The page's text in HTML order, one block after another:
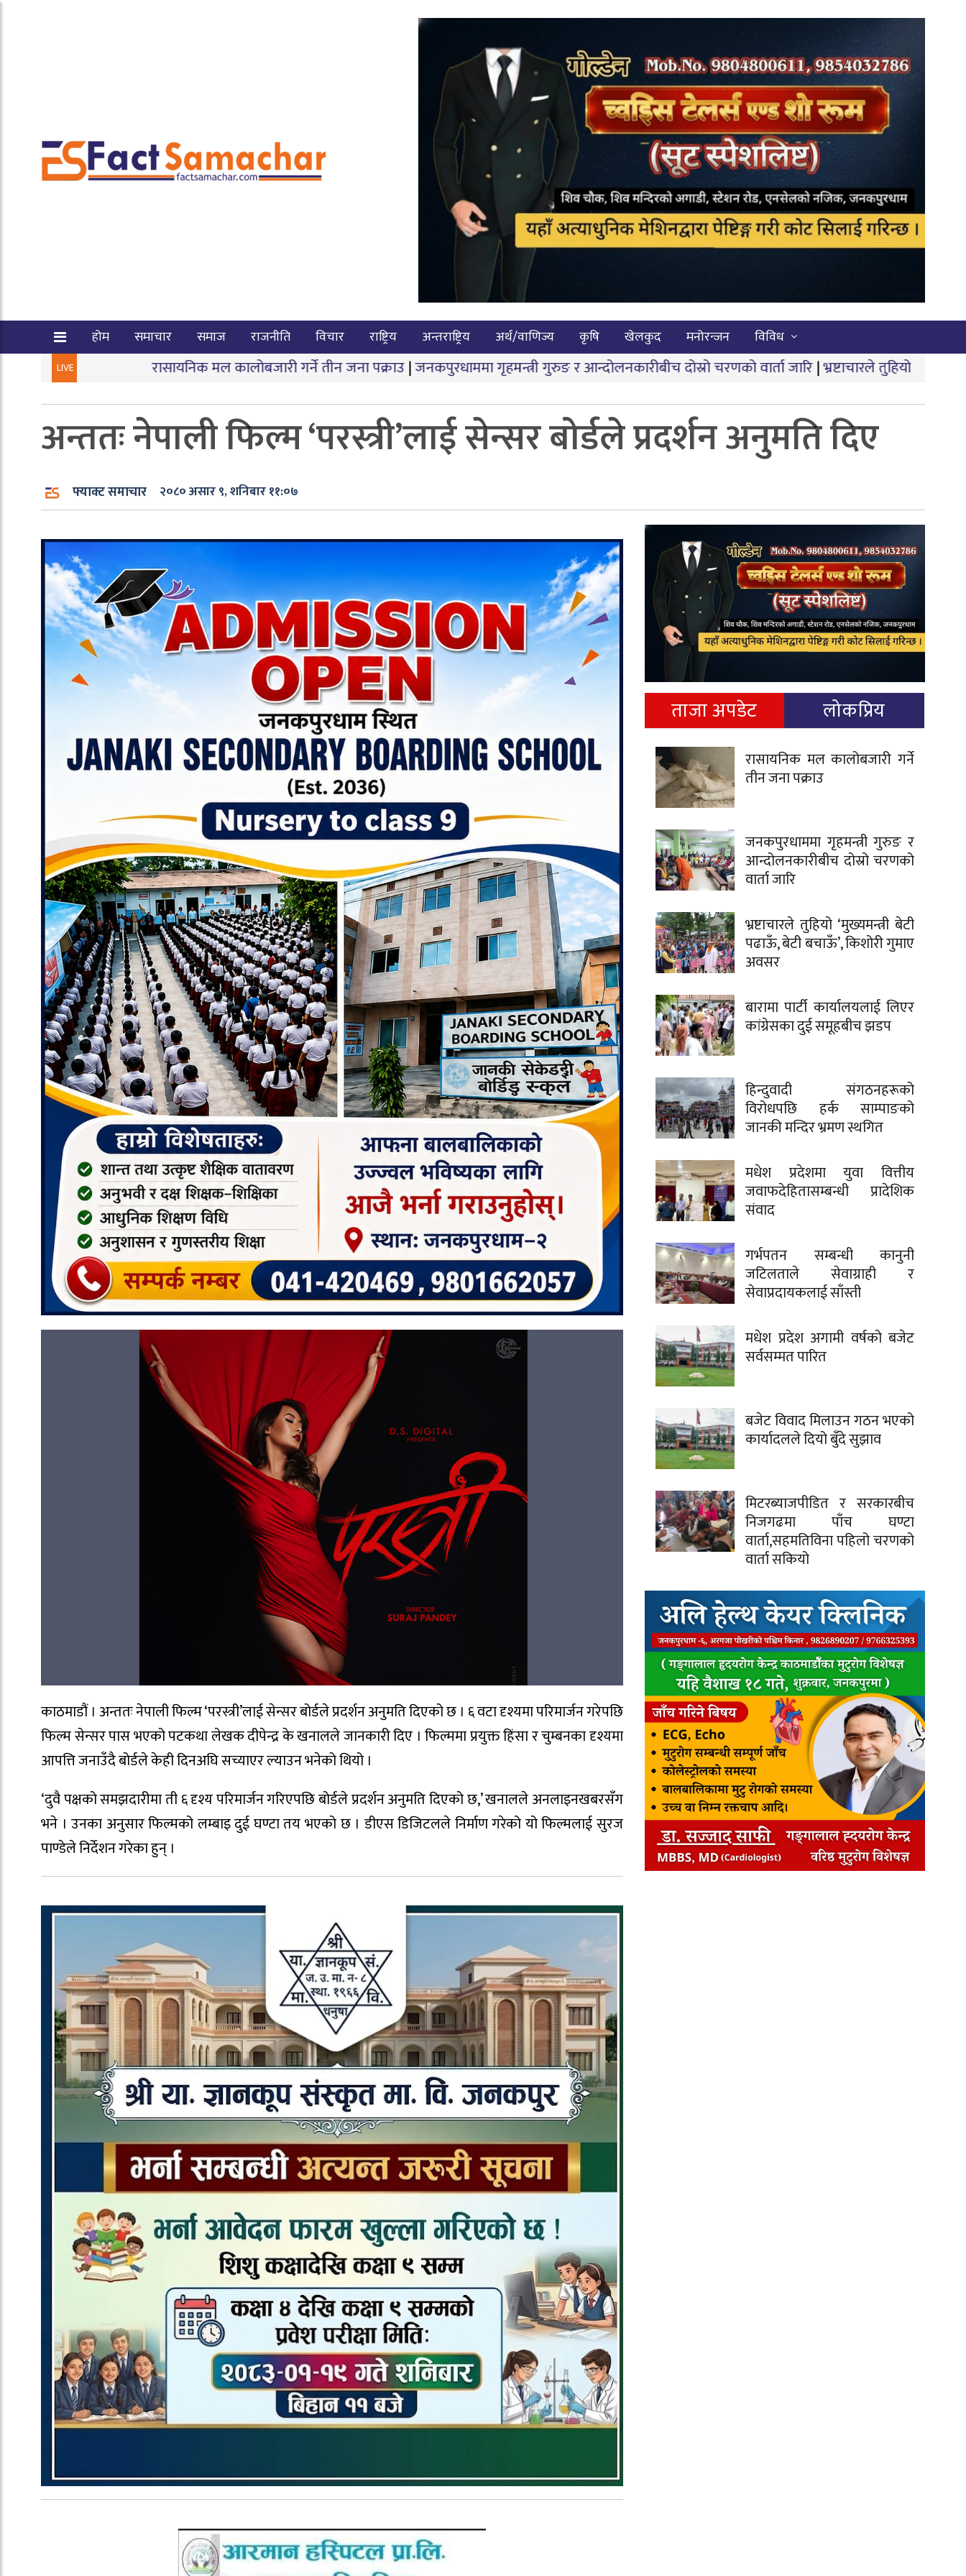
होम समाचार समाज राजनीति विचार राष्ट्रिय अन्तराष्ट्रिय अर्थ/वाणिज्य कृषि खेलकुद मनोरन्जन विविध
LIVE
रासायनिक मल कालोबजारी गर्ने तीन जना पक्राउ|जनकपुरधाममा गृहमन्त्री गुरुङ र आन्दोलनकारीबीच दोस्रो चरणको वार्ता जारि|भ्रष्टाचारले तुहियो ‘मुख्यमन्त्री बेटी पढाऊँ,
अन्ततः नेपाली फिल्म ‘परस्त्री’लाई सेन्सर बोर्डले प्रदर्शन अनुमति दिए
फ्याक्ट समाचार २०८० असार ९, शनिबार ११:०७
काठमाडौं । अन्ततः नेपाली फिल्म ‘परस्त्री’लाई सेन्सर बोर्डले प्रदर्शन अनुमति दिएको छ । ६ वटा दृश्यमा परिमार्जन गरेपछि
फिल्म सेन्सर पास भएको पटकथा लेखक दीपेन्द्र के खनालले जानकारी दिए । फिल्ममा प्रयुक्त हिंसा र चुम्बनका दृश्यमा
आपत्ति जनाउँदै बोर्डले केही दिनअघि सच्याएर ल्याउन भनेको थियो ।
‘दुवै पक्षको समझदारीमा ती ६ दृश्य परिमार्जन गरिएपछि बोर्डले प्रदर्शन अनुमति दिएको छ,’ खनालले अनलाइनखबरसँग
भने । उनका अनुसार फिल्मको लम्बाइ दुई घण्टा तय भएको छ । डीएस डिजिटलले निर्माण गरेको यो फिल्मलाई सुरज
पाण्डेले निर्देशन गरेका हुन् ।
ताजा अपडेट लोकप्रिय
रासायनिक मल कालोबजारी गर्ने
तीन जना पक्राउ
जनकपुरधाममा गृहमन्त्री गुरुङ र
आन्दोलनकारीबीच दोस्रो चरणको
वार्ता जारि
भ्रष्टाचारले तुहियो ‘मुख्यमन्त्री बेटी
पढाऊँ, बेटी बचाऊँ’, किशोरी गुमाए
अवसर
बारामा पार्टी कार्यालयलाई लिएर
कांग्रेसका दुई समूहबीच झडप
हिन्दुवादी संगठनहरूको
विरोधपछि हर्क साम्पाङको
जानकी मन्दिर भ्रमण स्थगित
मधेश प्रदेशमा युवा वित्तीय
जवाफदेहितासम्बन्धी प्रादेशिक
संवाद
गर्भपतन सम्बन्धी कानुनी
जटिलताले सेवाग्राही र
सेवाप्रदायकलाई साँस्ती
मधेश प्रदेश अगामी वर्षको बजेट
सर्वसम्मत पारित
बजेट विवाद मिलाउन गठन भएको
कार्यादलले दियो बुँदे सुझाव
मिटरब्याजपीडित र सरकारबीच
निजगढमा पाँच घण्टा
वार्ता,सहमतिविना पहिलो चरणको
वार्ता सकियो